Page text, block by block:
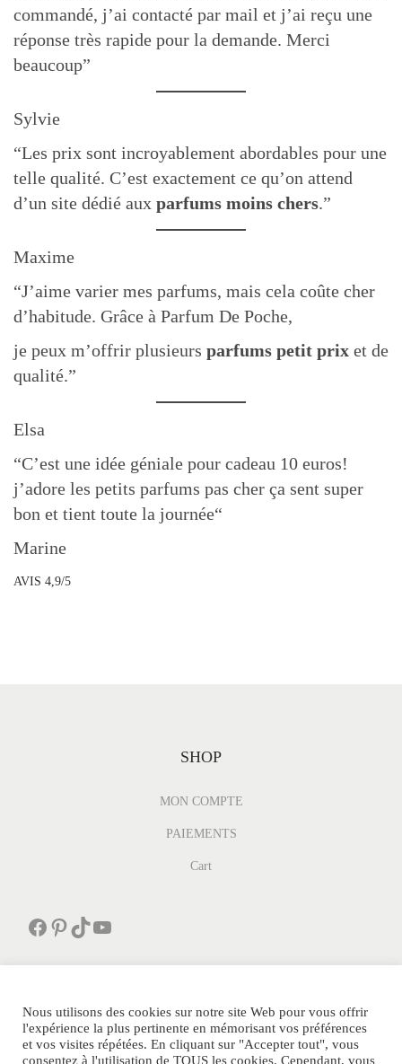
commandé, j’ai contacté par mail et j’ai reçu une
réponse très rapide pour la demande. Merci
beaucoup”
Sylvie
“Les prix sont incroyablement abordables pour une
telle qualité. C’est exactement ce qu’on attend
d’un site dédié aux parfums moins chers.”
Maxime
“J’aime varier mes parfums, mais cela coûte cher
d’habitude. Grâce à Parfum De Poche,
je peux m’offrir plusieurs parfums petit prix et de
qualité.”
Elsa
“C’est une idée géniale pour cadeau 10 euros!
j’adore les petits parfums pas cher ça sent super
bon et tient toute la journée“
Marine
AVIS 4,9/5
SHOP
MON COMPTE
PAIEMENTS
Cart
Facebook Pinterest TikTok YouTube
PARFUMDEPOCHE.FR Tous Droits Réservés.
Nous utilisons des cookies sur notre site Web pour vous offrir
l'expérience la plus pertinente en mémorisant vos préférences
et vos visites répétées. En cliquant sur "Accepter tout", vous
consentez à l'utilisation de TOUS les cookies. Cependant, vous